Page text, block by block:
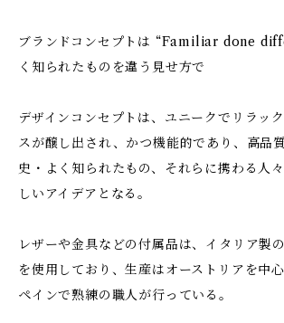
ブランドコンセプトは “Familiar done
く知られたものを違う見せ方で
デザインコンセプトは、ユニークでリラッ
スが醸し出され、かつ機能的であり、高品
史・よく知られたもの、それらに携わる人
しいアイデアとなる。
レザーや金具などの付属品は、イタリア製
を使用しており、生産はオーストリアを中
ペインで熟練の職人が行っている。